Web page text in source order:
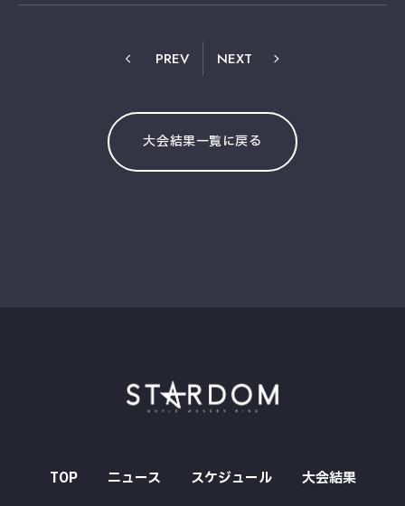
PREV NEXT
大会結果一覧に戻る
TOP ニュース スケジュール 大会結果